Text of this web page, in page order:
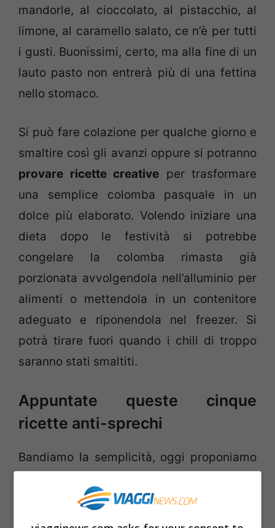
mandorle, al cioccolato, al pistacchio, al
limone, al caramello salato, ce n’è per tutti
i gusti. Buonissimi, certo, ma alla fine di un
lauto pasto non entrerà più di una fettina
nello stomaco.
Si può fare colazione per qualche giorno e
smaltire così gli avanzi oppure si potranno
provare ricette creative per trasformare
una semplice colomba pasquale in un
dolce più elaborato. Volendo iniziare una
dieta dopo le festività si potrebbe
congelare la colomba rimasta già
porzionata avvolgendola nell’alluminio per
alimenti o mettendola in un contenitore
adeguato e riponendola nel freezer. Si
potrà tirare fuori quando i chili di troppo
saranno stati smaltiti.
Appuntate queste cinque
ricette anti-sprechi
Bandiamo la semplicità, oggi proponiamo
colomba avanzata in un nuovo delizioso